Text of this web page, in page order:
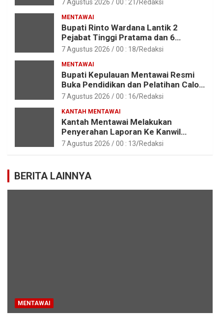
7 Agustus 2026 / 00 : 21 Redaksi
MENTAWAI
Bupati Rinto Wardana Lantik 2
Pejabat Tinggi Pratama dan 6
Pejabat Fungsional di Lingkungan
7 Agustus 2026 / 00 : 18 Redaksi
MENTAWAI
Bupati Kepulauan Mentawai Resmi
Buka Pendidikan dan Pelatihan Calon
Paskibraka Tahun 2026
7 Agustus 2026 / 00 : 16 Redaksi
KANTAH MENTAWAI
Kantah Mentawai Melakukan
Penyerahan Laporan Ke Kanwil
Kemen ATR/BPN RI Sumbar
7 Agustus 2026 / 00 : 13 Redaksi
BERITA LAINNYA
MENTAWAI